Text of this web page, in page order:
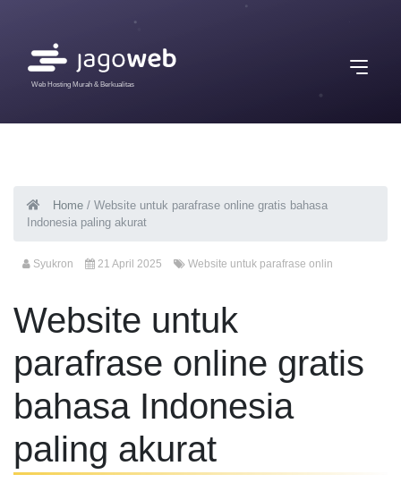
Web Hosting Murah & Berkualitas
Home / Website untuk parafrase online gratis bahasa
Indonesia paling akurat
Syukron 21 April 2025 Website untuk parafrase onlin
Website untuk
parafrase online gratis
bahasa Indonesia
paling akurat